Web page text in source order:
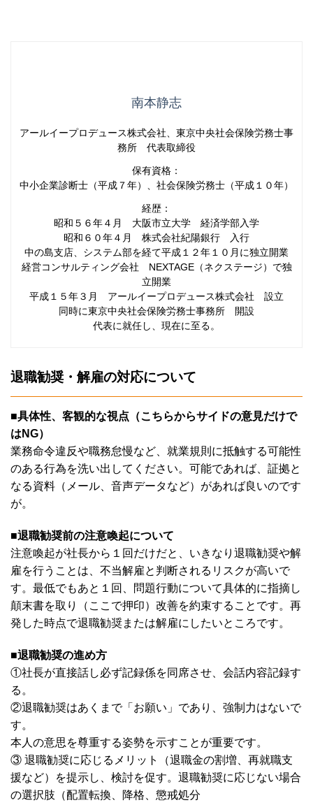
南本静志
アールイープロデュース株式会社、東京中央社会保険労務士事
務所 代表取締役
保有資格：
中小企業診断士（平成７年）、社会保険労務士（平成１０年）
経歴：
昭和５６年４月 大阪市立大学 経済学部入学
昭和６０年４月 株式会社紀陽銀行 入行
中の島支店、システム部を経て平成１２年１０月に独立開業
経営コンサルティング会社 NEXTAGE（ネクステージ）で独
立開業
平成１５年３月 アールイープロデュース株式会社 設立
同時に東京中央社会保険労務士事務所 開設
代表に就任し、現在に至る。
退職勧奨・解雇の対応について
■具体性、客観的な視点（こちらからサイドの意見だけで
はNG）
業務命令違反や職務怠慢など、就業規則に抵触する可能性
のある行為を洗い出してください。可能であれば、証拠と
なる資料（メール、音声データなど）があれば良いのです
が。
■退職勧奨前の注意喚起について
注意喚起が社長から１回だけだと、いきなり退職勧奨や解
雇を行うことは、不当解雇と判断されるリスクが高いで
す。最低でもあと１回、問題行動について具体的に指摘し
顛末書を取り（ここで押印）改善を約束することです。再
発した時点で退職勧奨または解雇にしたいところです。
■退職勧奨の進め方
①社長が直接話し必ず記録係を同席させ、会話内容記録す
る。
②退職勧奨はあくまで「お願い」であり、強制力はないで
す。
本人の意思を尊重する姿勢を示すことが重要です。
③ 退職勧奨に応じるメリット（退職金の割増、再就職支
援など）を提示し、検討を促す。退職勧奨に応じない場合
の選択肢（配置転換、降格、懲戒処分